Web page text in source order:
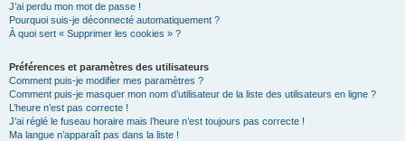
J’ai perdu mon mot de passe !
Pourquoi suis-je déconnecté automatiquement ?
À quoi sert « Supprimer les cookies » ?
Préférences et paramètres des utilisateurs
Comment puis-je modifier mes paramètres ?
Comment puis-je masquer mon nom d’utilisateur de la liste des utilisateurs en ligne ?
L’heure n’est pas correcte !
J’ai réglé le fuseau horaire mais l’heure n’est toujours pas correcte !
Ma langue n’apparaît pas dans la liste !